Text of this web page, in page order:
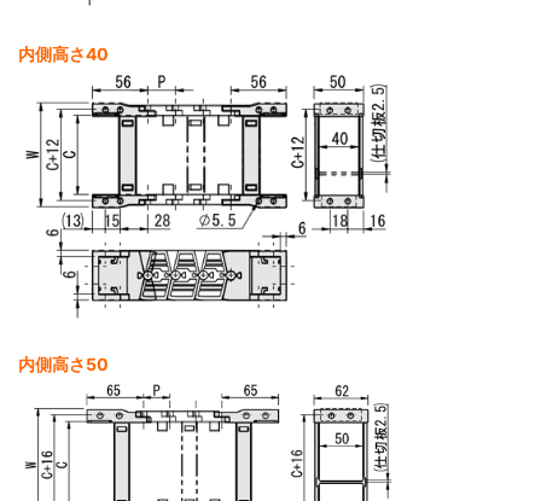
内側高さ40
内側高さ50